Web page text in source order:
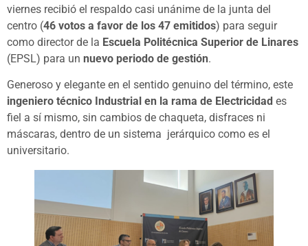
viernes recibió el respaldo casi unánime de la junta del
centro (46 votos a favor de los 47 emitidos) para seguir
como director de la Escuela Politécnica Superior de Linares
(EPSL) para un nuevo periodo de gestión.
Generoso y elegante en el sentido genuino del término, este
ingeniero técnico Industrial en la rama de Electricidad es
fiel a sí mismo, sin cambios de chaqueta, disfraces ni
máscaras, dentro de un sistema jerárquico como es el
universitario.